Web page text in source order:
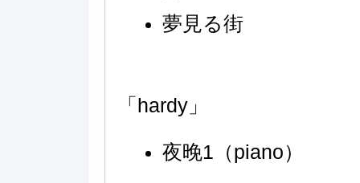
夢見る街
「hardy」
夜晚1（piano）